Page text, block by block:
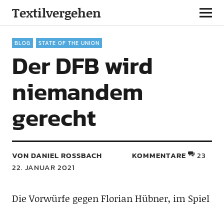
Textilvergehen
BLOG STATE OF THE UNION
Der DFB wird
niemandem
gerecht
VON DANIEL ROSSBACH
22. JANUAR 2021
KOMMENTARE 23
Die Vorwürfe gegen Florian Hübner, im Spiel